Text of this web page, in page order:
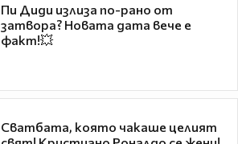
Пи Диди излиза по-рано от
затвора? Новата дата вече е
факт!💥
Сватбата, която чакаше целият